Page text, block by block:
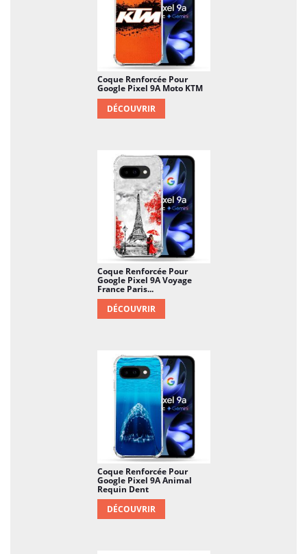
Coque Renforcée Pour
Google Pixel 9A Moto KTM
DÉCOUVRIR
Coque Renforcée Pour
Google Pixel 9A Voyage
France Paris...
DÉCOUVRIR
Coque Renforcée Pour
Google Pixel 9A Animal
Requin Dent
DÉCOUVRIR